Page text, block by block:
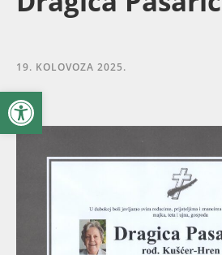
Open toolbar
19. KOLOVOZA 2025.